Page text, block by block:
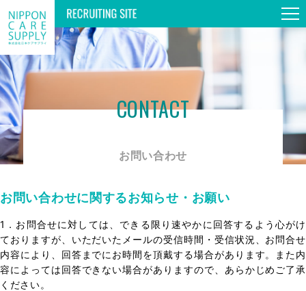
TOP
GUIDE TOUR
SPECIAL
INFORMATION
CONTACT
お問い合わせ
お問い合わせに関するお知らせ・お願い
1．お問合せに対しては、できる限り速やかに回答するよう心がけ
ておりますが、いただいたメールの受信時間・受信状況、お問合せ
内容により、回答までにお時間を頂戴する場合があります。また内
容によっては回答できない場合がありますので、あらかじめご了承
ください。